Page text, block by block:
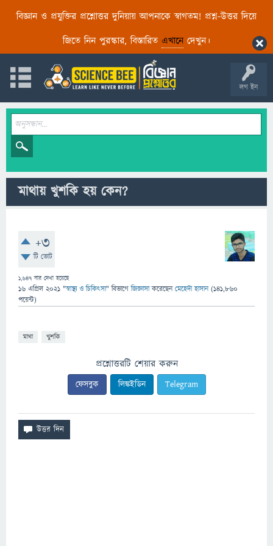
বিজ্ঞান ও প্রযুক্তির প্রশ্নোত্তর দুনিয়ায় আপনাকে স্বাগতম! প্রশ্ন-উত্তর দিয়ে
জিতে নিন পুরস্কার, বিস্তারিত এখানেদেখুন।
লগ ইন
মাথায় খুশকি হয় কেন?
+3
টি ভোট
1,647 বার দেখা হয়েছে
16 এপ্রিল 2021 "স্বাস্থ্য ও চিকিৎসা" বিভাগে জিজ্ঞাসাকরেছেনমেহেদী হাসান (141,860
পয়েন্ট)
মাথা খুশকি
প্রশ্নোত্তরটি শেয়ার করুন
ফেসবুক লিঙ্কইডিন Telegram